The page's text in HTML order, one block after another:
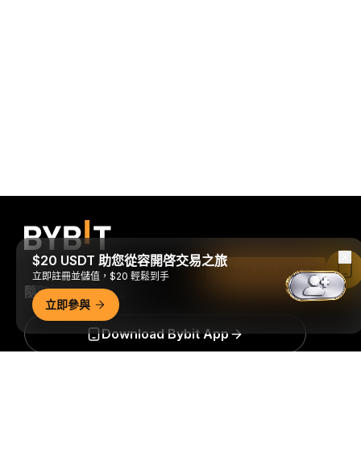
隨時隨地進行交易！
Download Bybit App
$20 USDT 助您從容開啓交易之旅
立即註冊並儲值，$20 輕鬆到手
立即參與
在 Bybit App 中閱讀